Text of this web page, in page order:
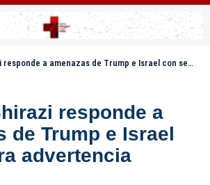
a amenazas de Trump e Israel con severa advertencia religiosa
responde a
de Trump e Israel
advertencia